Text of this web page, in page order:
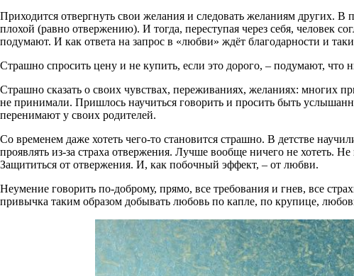
Приходится отвергнуть свои желания и следовать желаниям других. В
плохой (равно отвержению). И тогда, переступая через себя, человек
подумают. И как ответа на запрос в «любви» ждёт благодарности и
Страшно спросить цену и не купить, если это дорого, – подумают, что
Страшно сказать о своих чувствах, переживаниях, желаниях: многих
не принимали. Пришлось научиться говорить и просить быть
перенимают у своих родителей.
Со временем даже хотеть чего-то становится страшно. В детстве
проявлять из-за страха отвержения. Лучше вообще ничего не хотеть.
Защититься от отвержения. И, как побочный эффект, – от любви.
Неумение говорить по-доброму, прямо, все требования и гнев, все
привычка таким образом добывать любовь по капле, по крупице,